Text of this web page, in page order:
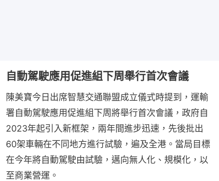
自動駕駛應用促進組下周舉行首次會議
陳美寶今日出席智慧交通聯盟成立儀式時提到，運輸
署自動駕駛應用促進組下周將舉行首次會議，政府自
2023年起引入新框架，兩年間進步迅速，先後批出
60架車輛在不同地方進行試驗，遍及全港。當局目標
在今年將自動駕駛由試驗，邁向無人化、規模化，以
至商業營運。